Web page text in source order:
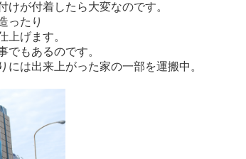
けが付着したら大変なのです。
ったり
上げます。
でもあるのです。
は出来上がった家の一部を運搬中。